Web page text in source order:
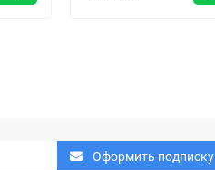
Оформить подписку